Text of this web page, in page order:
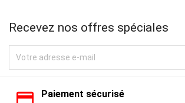
Recevez nos offres spéciales
Paiement sécurisé